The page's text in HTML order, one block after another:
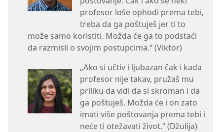
profesor loše ophodi prema tebi,
treba da ga poštuješ jer ti to
može samo koristiti. Možda će ga to podstaći
da razmisli o svojim postupcima.“ (Viktor)
„Ako si učtiv i ljubazan čak i kada
profesor nije takav, pružaš mu
priliku da vidi da si skroman i da
ga poštuješ. Možda će i on zato
imati više poštovanja prema tebi i
neće ti otežavati život.“ (Džulija)